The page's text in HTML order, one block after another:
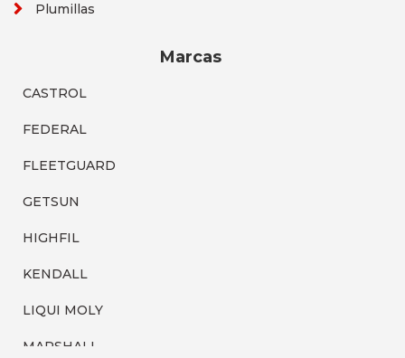
Plumillas
Marcas
CASTROL
FEDERAL
FLEETGUARD
GETSUN
HIGHFIL
KENDALL
LIQUI MOLY
MARSHALL